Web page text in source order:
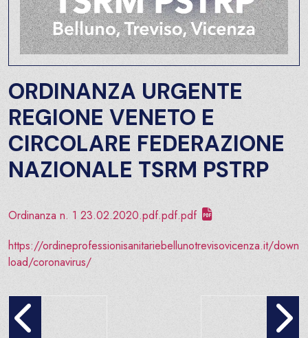
ORDINANZA URGENTE
REGIONE VENETO E
CIRCOLARE FEDERAZIONE
NAZIONALE TSRM PSTRP
Ordinanza n. 1 23.02.2020.pdf.pdf.pdf
https://ordineprofessionisanitariebellunotrevisovicenza.it/down
load/coronavirus/
CI MANCHERAI CARO LUCA BENCI Avviso di